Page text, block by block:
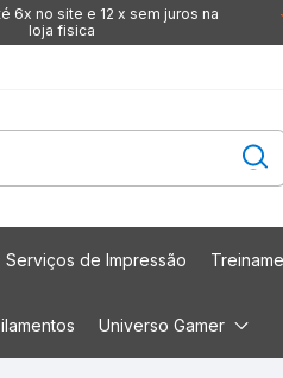
6x no site e 12 x sem juros na
loja fisica
Serviços de Impressão
Universo Gamer